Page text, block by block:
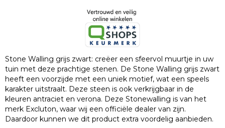
Stone Walling grijs zwart: creëer een sfeervol muurtje in uw
tuin met deze prachtige stenen. De Stone Walling grijs zwart
heeft een voorzijde met een uniek motief, wat een speels
karakter uitstraalt. Deze steen is ook verkrijgbaar in de
kleuren antraciet en verona. Deze Stonewalling is van het
merk Excluton, waar wij een officiële dealer van zijn.
Daardoor kunnen we dit product extra voordelig aanbieden.